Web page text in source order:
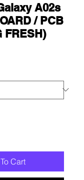
A02s
/ PCB
FRESH)
Cart